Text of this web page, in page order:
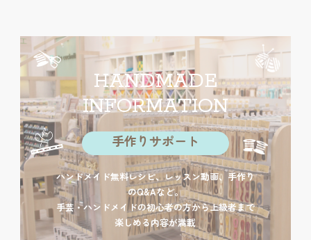
HANDMADE
INFORMATION
手作りサポート
ハンドメイド無料レシピ、レッスン動画、手作り
のQ&Aなど。
手芸・ハンドメイドの初心者の方から上級者まで
楽しめる内容が満載